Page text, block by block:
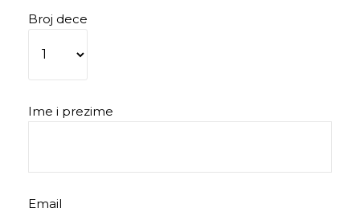
Broj dece
Ime i prezime
Email